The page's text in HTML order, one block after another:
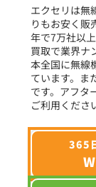
エクセリは無
りもお安く販
年で7万社以
買取で業界ナ
本全国に無線
ています。ま
です。アフタ
ご利用くださ
365